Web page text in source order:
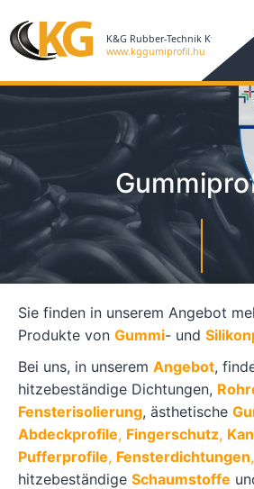
Sie finden in unserem Angebot
Produkte von Gummi- und
Bei uns, in unserem Angebot,
hitzebeständige Dichtungen,
Fensterisolierung, ästhetische
Abdeckprofile, Fingerschutz,
Pufferprofile, Fensterdichtungen,
hitzebeständige Schaumstoffe